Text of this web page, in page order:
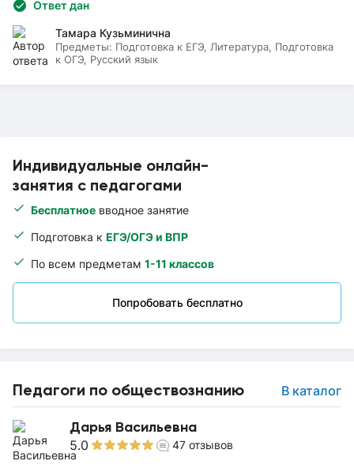
Индивидуальные онлайн-
занятия с педагогами
Бесплатное вводное занятие
Подготовка к ЕГЭ/ОГЭ и ВПР
По всем предметам 1-11 классов
Попробовать бесплатно
Педагоги по обществознанию В каталог
Дарья Васильевна
5.0 47 отзывов
Ответ дан
Тамара Кузьминична
Предметы: Подготовка к ЕГЭ, Литература, Подготовка
к ОГЭ, Русский язык